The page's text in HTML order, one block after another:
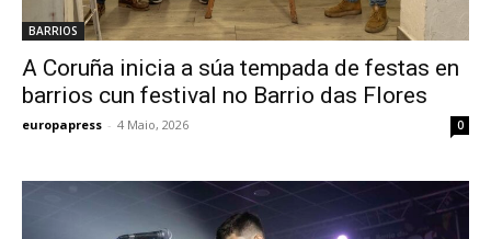
BARRIOS
A Coruña inicia a súa tempada de festas en
barrios cun festival no Barrio das Flores
europapress - 4 Maio, 2026 0